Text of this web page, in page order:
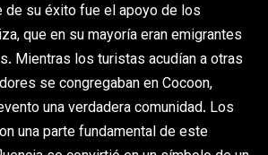
de su éxito fue el apoyo de los
que en su mayoría eran emigrantes
Mientras los turistas acudían a otras
se congregaban en Cocoon,
una verdadera comunidad. Los
una parte fundamental de este